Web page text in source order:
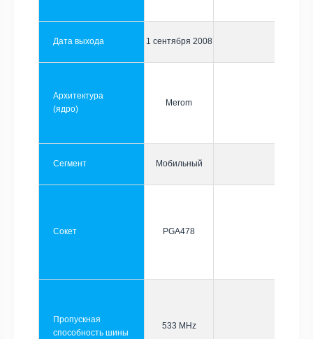
Дата выхода 1 сентября 2008
Архитектура
(ядро)
Merom
Сегмент Мобильный
Сокет PGA478
Пропускная
способность шины
533 MHz